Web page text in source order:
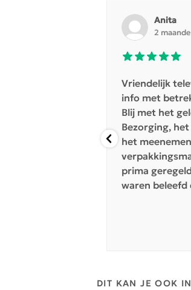
Anita
2
Vriendelijk
info met
Blij met het
Bezorging,
het
prima
waren beleefd
DIT KAN JE OOK